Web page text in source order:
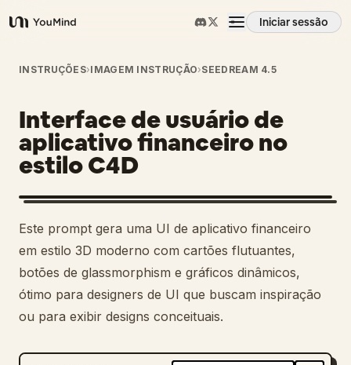
YouMind
Iniciar sessão
Visão geral
Casos de uso
Habilidades
Prompts
Preços
Transferir
INSTRUÇÕES›IMAGEM INSTRUÇÃO›SEEDREAM 4.5
Interface de usuário de
aplicativo financeiro no
estilo C4D
Este prompt gera uma UI de aplicativo financeiro
em estilo 3D moderno com cartões flutuantes,
botões de glassmorphism e gráficos dinâmicos,
ótimo para designers de UI que buscam inspiração
ou para exibir designs conceituais.